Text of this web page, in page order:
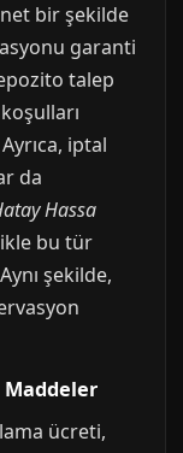
bir şekilde
garanti
talep
iptal
da
Hassa
bu tür
şekilde,
Maddeler
ücreti,